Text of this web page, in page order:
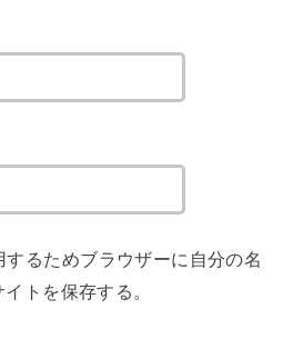
るためブラウザーに自分の名
トを保存する。